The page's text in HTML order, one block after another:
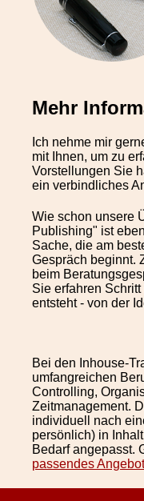
Mehr
Ich nehme mir
mit Ihnen, um zu
Vorstellungen Sie
ein verbindliches
Wie schon unsere
Publishing" ist
Sache, die am
Gespräch beginnt.
beim
Sie erfahren
entsteht - von der
Bei den Inhouse-
umfangreichen
Controlling,
Zeitmanagement.
individuell nach
persönlich) in
Bedarf angepasst.
passendes